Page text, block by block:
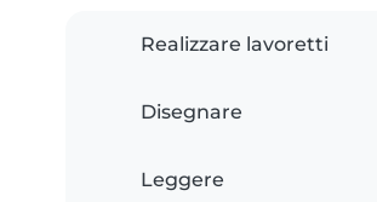
Realizzare lavoretti
Disegnare
Leggere